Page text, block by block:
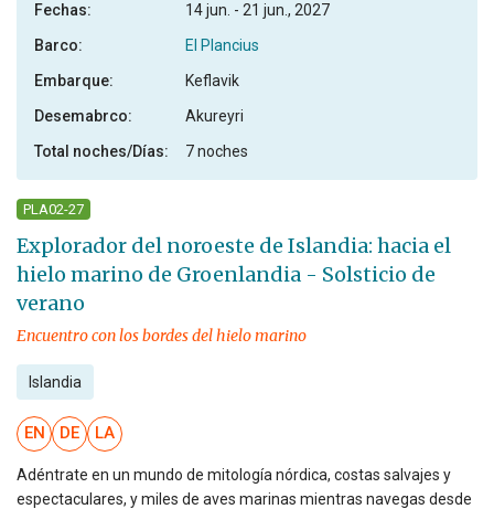
PLA02-27
Explorador del noroeste de Islandia: hacia el
hielo marino de Groenlandia - Solsticio de
verano
Encuentro con los bordes del hielo marino
Islandia
EN DE LA
Adéntrate en un mundo de mitología nórdica, costas salvajes y
espectaculares, y miles de aves marinas mientras navegas desde
Fechas:
14 jun. - 21 jun., 2027
Barco:
El Plancius
Embarque:
Keflavik
Desemabrco:
Akureyri
Total noches/Días:
7 noches